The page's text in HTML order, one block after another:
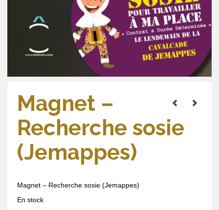
Magnet –
Recherche sosie
(Jemappes)
Magnet – Recherche sosie (Jemappes)
En stock